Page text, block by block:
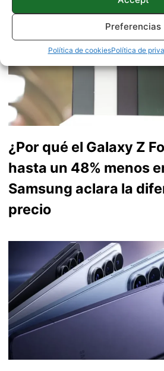
Preferencias
Política de cookiesPolítica de
¿Por qué el Galaxy Z
hasta un 48% menos
Samsung aclara la
precio